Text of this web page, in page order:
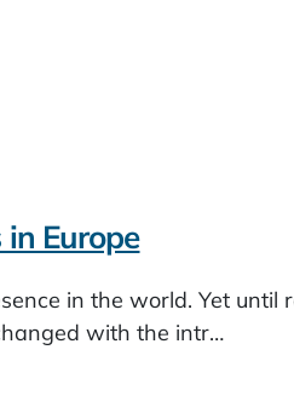
Europe
in the world. Yet until
with the intr…